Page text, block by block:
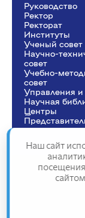
Руководство
Ректор
Рeкторат
Институты
Ученый совет
Научно-
совет
Учебно-
совет
Управления и
Научная
Центры
Сведения
Наш сайт